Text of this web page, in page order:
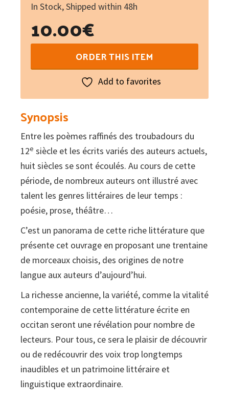
In Stock, Shipped within 48h
10.00€
siècles
occitane
en
Auvergne
et
Velay
:
Morceaux
choisis
quantity
ORDER THIS ITEM
Add to favorites
Synopsis
Entre les poèmes raffinés des troubadours du
12e siècle et les écrits variés des auteurs actuels,
huit siècles se sont écoulés. Au cours de cette
période, de nombreux auteurs ont illustré avec
talent les genres littéraires de leur temps :
poésie, prose, théâtre…
C’est un panorama de cette riche littérature que
présente cet ouvrage en proposant une trentaine
de morceaux choisis, des origines de notre
langue aux auteurs d’aujourd’hui.
La richesse ancienne, la variété, comme la vitalité
contemporaine de cette littérature écrite en
occitan seront une révélation pour nombre de
lecteurs. Pour tous, ce sera le plaisir de découvrir
ou de redécouvrir des voix trop longtemps
inaudibles et un patrimoine littéraire et
linguistique extraordinaire.